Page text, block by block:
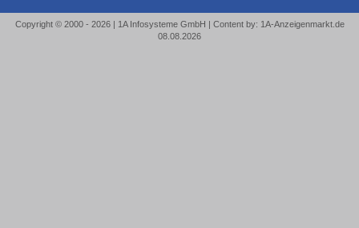
Copyright © 2000 - 2026 | 1A Infosysteme GmbH | Content by: 1A-Anzeigenmarkt.de
08.08.2026